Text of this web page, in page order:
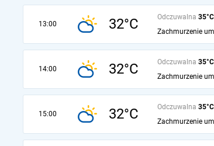
13:00 32°C Odczuwalna 35°C
Zachmurzenie
14:00 32°C Odczuwalna 35°C
Zachmurzenie
15:00 32°C Odczuwalna 35°C
Zachmurzenie